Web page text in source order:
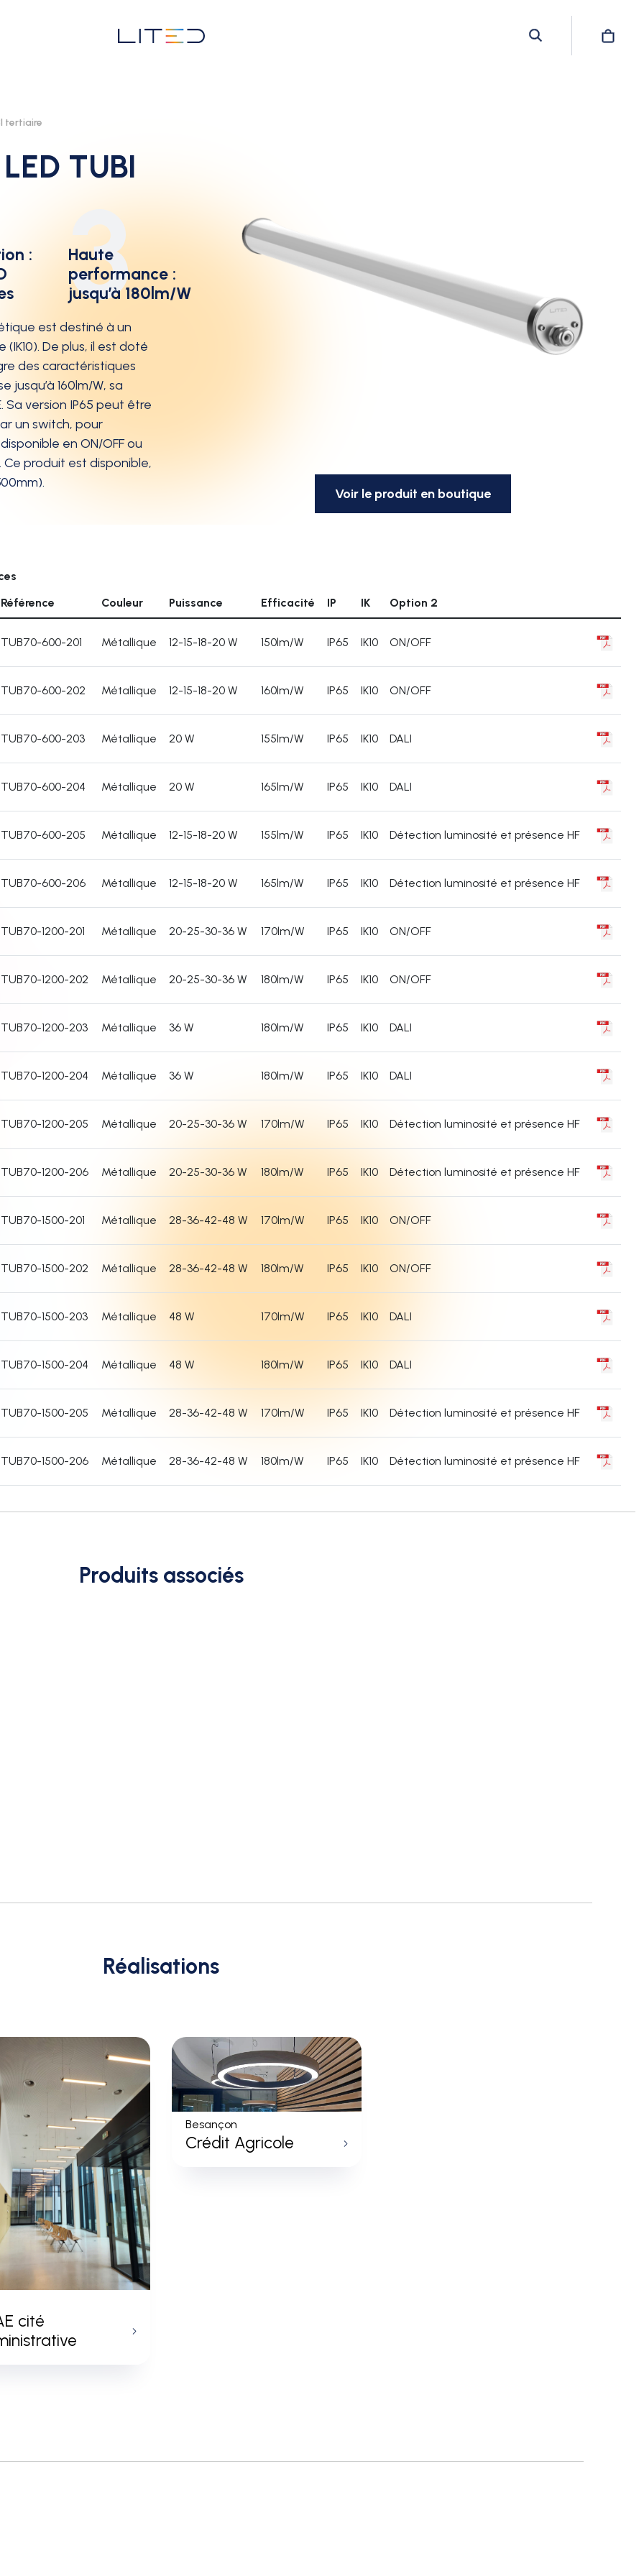
tertiaire
TUBI
:
3
Haute
performance :
jusqu’à 180lm/W
est destiné à un
De plus, il est doté
des caractéristiques
160lm/W, sa
Sa version IP65 peut être
un switch, pour
en ON/OFF ou
produit est disponible,
Voir le produit en boutique
Référence
Couleur Puissance Efficacité IP IK Option 2
TUB70-600-201 Métallique 12-15-18-20 W 150lm/W IP65 IK10 ON/OFF
TUB70-600-202 Métallique 12-15-18-20 W 160lm/W IP65 IK10 ON/OFF
TUB70-600-203 Métallique 20 W 155lm/W IP65 IK10 DALI
TUB70-600-204 Métallique 20 W 165lm/W IP65 IK10 DALI
TUB70-600-205 Métallique 12-15-18-20 W 155lm/W IP65 IK10 Détection luminosité et présence HF
TUB70-600-206 Métallique 12-15-18-20 W 165lm/W IP65 IK10 Détection luminosité et présence HF
TUB70-1200-201 Métallique 20-25-30-36 W 170lm/W IP65 IK10 ON/OFF
TUB70-1200-202 Métallique 20-25-30-36 W 180lm/W IP65 IK10 ON/OFF
TUB70-1200-203 Métallique 36 W 180lm/W IP65 IK10 DALI
TUB70-1200-204 Métallique 36 W 180lm/W IP65 IK10 DALI
TUB70-1200-205 Métallique 20-25-30-36 W 170lm/W IP65 IK10 Détection luminosité et présence HF
TUB70-1200-206 Métallique 20-25-30-36 W 180lm/W IP65 IK10 Détection luminosité et présence HF
TUB70-1500-201 Métallique 28-36-42-48 W 170lm/W IP65 IK10 ON/OFF
TUB70-1500-202 Métallique 28-36-42-48 W 180lm/W IP65 IK10 ON/OFF
TUB70-1500-203 Métallique 48 W 170lm/W IP65 IK10 DALI
TUB70-1500-204 Métallique 48 W 180lm/W IP65 IK10 DALI
TUB70-1500-205 Métallique 28-36-42-48 W 170lm/W IP65 IK10 Détection luminosité et présence HF
TUB70-1500-206 Métallique 28-36-42-48 W 180lm/W IP65 IK10 Détection luminosité et présence HF
Produits associés
Réalisations
cité
Besançon
Crédit Agricole